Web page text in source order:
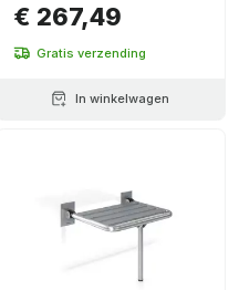
€ 267,49
Gratis verzending
In winkelwagen